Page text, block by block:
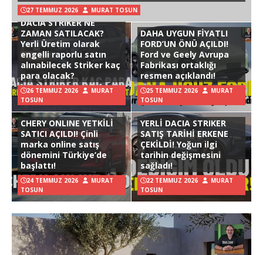
27 TEMMUZ 2026 MURAT TOSUN
DACIA STRIKER NE
ZAMAN SATILACAK?
Yerli Üretim olarak
engelli raporlu satın
alınabilecek Striker kaç
para olacak?
26 TEMMUZ 2026
MURAT
TOSUN
DAHA UYGUN FİYATLI
FORD’UN ÖNÜ AÇILDI!
Ford ve Geely Avrupa
Fabrikası ortaklığı
resmen açıklandı!
25 TEMMUZ 2026
MURAT
TOSUN
CHERY ONLINE YETKİLİ
SATICI AÇILDI! Çinli
marka online satış
dönemini Türkiye’de
başlattı!
24 TEMMUZ 2026
MURAT
TOSUN
YERLİ DACIA STRIKER
SATIŞ TARİHİ ERKENE
ÇEKİLDİ! Yoğun ilgi
tarihin değişmesini
sağladı!
22 TEMMUZ 2026
MURAT
TOSUN